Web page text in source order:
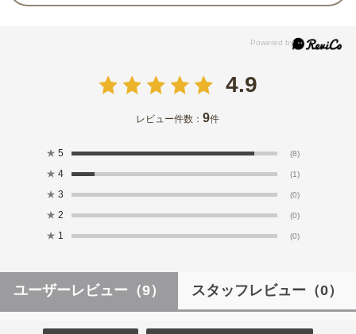
4.9
レビュー件数：9件
★ 5 (8)
★ 4 (1)
★ 3 (0)
★ 2 (0)
★ 1 (0)
ユーザーレビュー （9） スタッフレビュー （0）